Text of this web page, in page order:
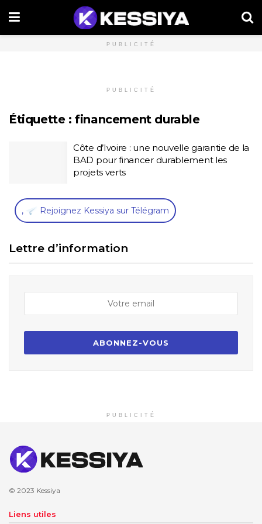
PUBLICITÉ
PUBLICITÉ
Étiquette :financement durable
Côte d’Ivoire : une nouvelle garantie de la
BAD pour financer durablement les
projets verts
, Rejoignez Kessiya sur Télégram
Lettre d’information
PUBLICITÉ
© 2023 Kessiya
Liens utiles